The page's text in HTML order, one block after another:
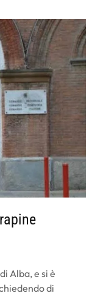
Alba, e si è
di